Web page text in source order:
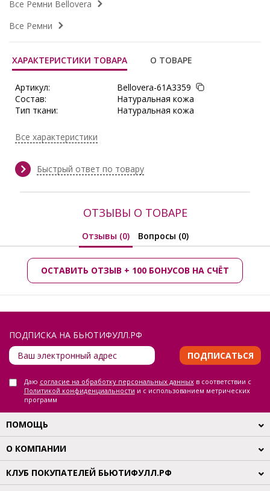
Все Ремни Bellovera
Все Ремни
ХАРАКТЕРИСТИКИ ТОВАРА О ТОВАРЕ
Артикул:
Bellovera-61А3359
Состав:
Натуральная кожа
Тип ткани:
Натуральная кожа
Все характеристики
Быстрый ответ по товару
ОТЗЫВЫ О ТОВАРЕ
Отзывы (0) Вопросы (0)
ОСТАВИТЬ ОТЗЫВ + 100 БОНУСОВ НА СЧЁТ
ПОДПИСКА НА БЬЮТИФУЛЛ.РФ
ПОДПИСАТЬСЯ
Даю согласие на обработку персональных данныхв соответствии с
Политикой конфиденциальности и с использованием метрических
программ
ПОМОЩЬ
О КОМПАНИИ
КЛУБ ПОКУПАТЕЛЕЙ БЬЮТИФУЛЛ.РФ